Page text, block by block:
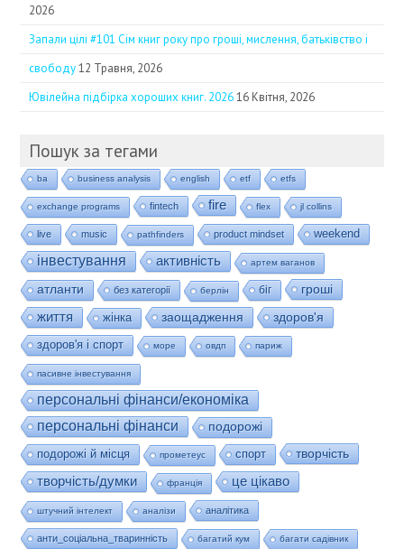
2026
Запали цілі #101 Сім книг року про гроші, мислення, батьківство і
свободу 12 Травня, 2026
Ювілейна підбірка хороших книг. 2026 16 Квітня, 2026
Пошук за тегами
ba business analysis english etf etfs
exchange programs fintech fire flex jl collins
live music pathfinders product mindset weekend
інвестування активність артем ваганов
атланти без категорії берлін біг гроші
життя жінка заощадження здоров'я
здоров'я і спорт море овдп париж
пасивне інвестування
персональні фінанси/економіка
персональні фінанси
подорожі
подорожі й місця
прометеус спорт
творчість
творчість/думки
франція це цікаво
штучний інтелект аналізи аналітика
анти_соціальна_тваринність багатий кум багати садівник